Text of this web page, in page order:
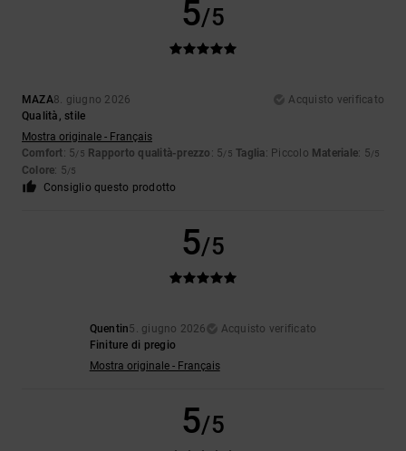
5/5
MAZA8. giugno 2026
Acquisto verificato
Qualità, stile
Mostra originale - Français
Comfort: 5/5 Rapporto qualità-prezzo : 5/5 Taglia: Piccolo Materiale: 5/5
Colore: 5/5
Consiglio questo prodotto
5/5
Quentin5. giugno 2026
Acquisto verificato
Finiture di pregio
Mostra originale - Français
5/5